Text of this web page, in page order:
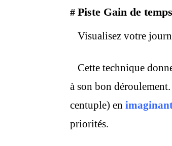
# Piste Gain de
Visualisez votre
Cette technique
à son bon
centuple) en
priorités.